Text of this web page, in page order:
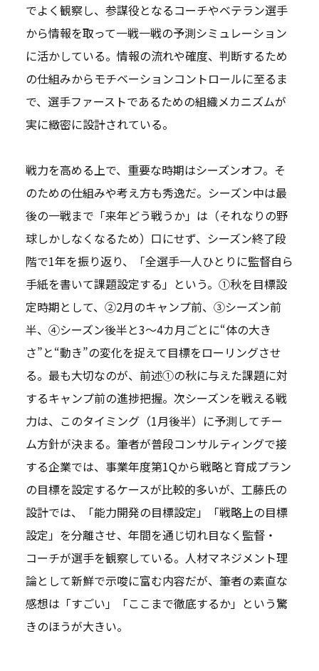
でよく観察し、参謀役となるコーチやベテラン選手
から情報を取って一戦一戦の予測シミュレーション
に活かしている。情報の流れや確度、判断するため
の仕組みからモチベーションコントロールに至るま
で、選手ファーストであるための組織メカニズムが
実に緻密に設計されている。
戦力を高める上で、重要な時期はシーズンオフ。そ
のための仕組みや考え方も秀逸だ。シーズン中は最
後の一戦まで「来年どう戦うか」は（それなりの野
球しかしなくなるため）口にせず、シーズン終了段
階で1年を振り返り、「全選手一人ひとりに監督自ら
手紙を書いて課題設定する」という。①秋を目標設
定時期として、②2月のキャンプ前、③シーズン前
半、④シーズン後半と3～4カ月ごとに“体の大き
さ”と“動き”の変化を捉えて目標をローリングさせ
る。最も大切なのが、前述①の秋に与えた課題に対
するキャンプ前の進捗把握。次シーズンを戦える戦
力は、このタイミング（1月後半）に予測してチー
ム方針が決まる。筆者が普段コンサルティングで接
する企業では、事業年度第1Qから戦略と育成プラン
の目標を設定するケースが比較的多いが、工藤氏の
設計では、「能力開発の目標設定」「戦略上の目標
設定」を分離させ、年間を通じ切れ目なく監督・
コーチが選手を観察している。人材マネジメント理
論として新鮮で示唆に富む内容だが、筆者の素直な
感想は「すごい」「ここまで徹底するか」という驚
きのほうが大きい。